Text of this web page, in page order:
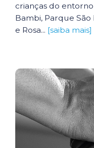
crianças do
Bambi, Parque
e Rosa... [saiba mais]